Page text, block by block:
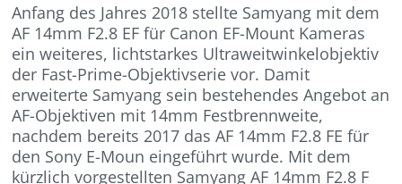
Anfang des Jahres 2018 stellte Samyang mit dem
AF 14mm F2.8 EF für Canon EF-Mount Kameras
ein weiteres, lichtstarkes Ultraweitwinkelobjektiv
der Fast-Prime-Objektivserie vor. Damit
erweiterte Samyang sein bestehendes Angebot an
AF-Objektiven mit 14mm Festbrennweite,
nachdem bereits 2017 das AF 14mm F2.8 FE für
den Sony E-Moun eingeführt wurde. Mit dem
kürzlich vorgestellten Samyang AF 14mm F2.8 F